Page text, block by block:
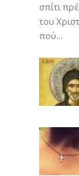
σπίτι
του
πού...